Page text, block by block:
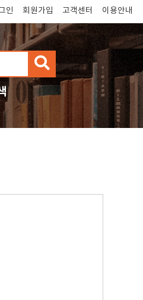
인 회원가입 고객센터 이용안내
검
색